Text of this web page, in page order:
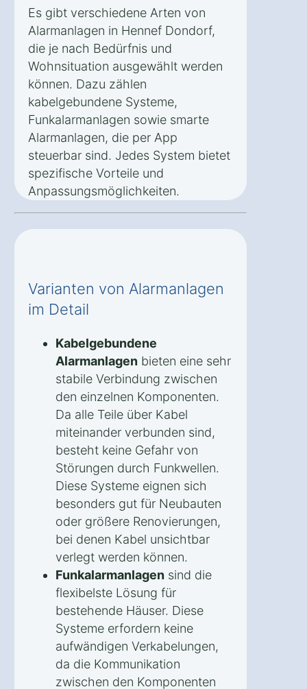
Es gibt verschiedene Arten von
Alarmanlagen in Hennef Dondorf,
die je nach Bedürfnis und
Wohnsituation ausgewählt werden
können. Dazu zählen
kabelgebundene Systeme,
Funkalarmanlagen sowie smarte
Alarmanlagen, die per App
steuerbar sind. Jedes System bietet
spezifische Vorteile und
Anpassungsmöglichkeiten.
Varianten von Alarmanlagen
im Detail
Kabelgebundene
Alarmanlagen bieten eine sehr
stabile Verbindung zwischen
den einzelnen Komponenten.
Da alle Teile über Kabel
miteinander verbunden sind,
besteht keine Gefahr von
Störungen durch Funkwellen.
Diese Systeme eignen sich
besonders gut für Neubauten
oder größere Renovierungen,
bei denen Kabel unsichtbar
verlegt werden können.
Funkalarmanlagen sind die
flexibelste Lösung für
bestehende Häuser. Diese
Systeme erfordern keine
aufwändigen Verkabelungen,
da die Kommunikation
zwischen den Komponenten